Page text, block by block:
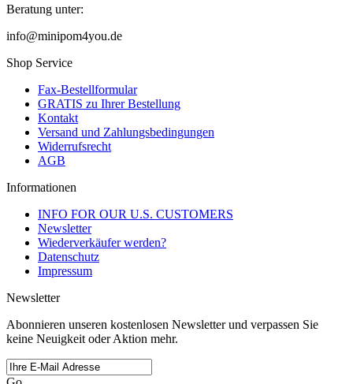
Beratung unter:
info@minipom4you.de
Shop Service
Fax-Bestellformular
GRATIS zu Ihrer Bestellung
Kontakt
Versand und Zahlungsbedingungen
Widerrufsrecht
AGB
Informationen
INFO FOR OUR U.S. CUSTOMERS
Newsletter
Wiederverkäufer werden?
Datenschutz
Impressum
Newsletter
Abonnieren unseren kostenlosen Newsletter und verpassen Sie
keine Neuigkeit oder Aktion mehr.